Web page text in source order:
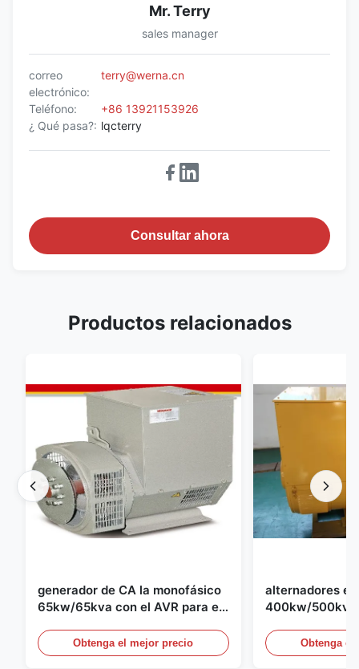
Mr. Terry
sales manager
correo
electrónico:
terry@werna.cn
Teléfono:
+86 13921153926
¿ Qué pasa?: lqcterry
Consultar ahora
Productos relacionados
generador de CA la monofásico
65kw/65kva con el AVR para el
Obtenga el mejor precio
alternadores
400kw/500kva
generador de
Obtenga el